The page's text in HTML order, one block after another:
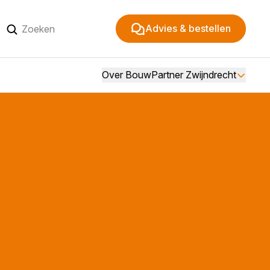
Advies & bestellen
Over BouwPartner Zwijndrecht